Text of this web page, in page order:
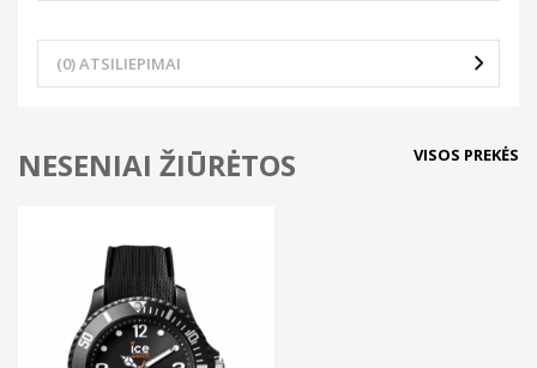
(0) ATSILIEPIMAI
NESENIAI ŽIŪRĖTOS VISOS PREKĖS